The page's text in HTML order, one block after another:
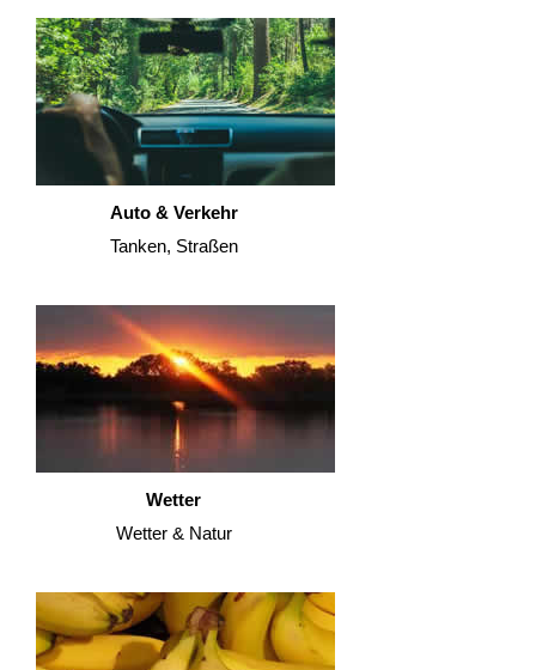
Auto & Verkehr
Tanken, Straßen
Wetter
Wetter & Natur